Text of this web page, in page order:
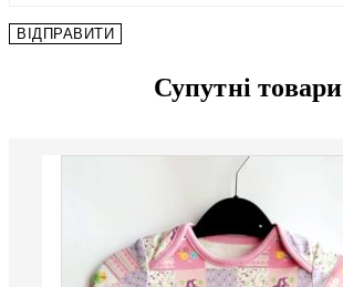
Супутні товари